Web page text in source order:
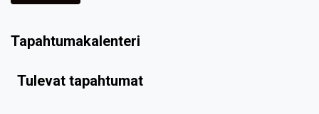
Tapahtumakalenteri
Tulevat tapahtumat